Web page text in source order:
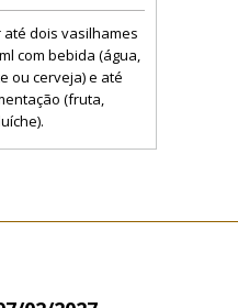
dois vasilhames
com bebida (água,
ou cerveja) e até
(fruta,